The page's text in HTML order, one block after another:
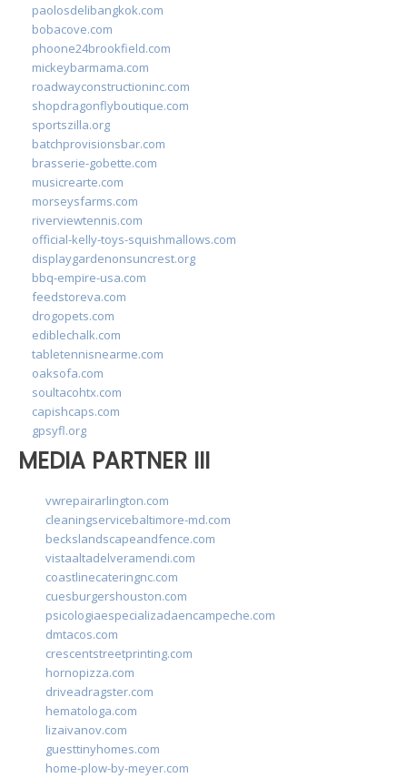
paolosdelibangkok.com
bobacove.com
phoone24brookfield.com
mickeybarmama.com
roadwayconstructioninc.com
shopdragonflyboutique.com
sportszilla.org
batchprovisionsbar.com
brasserie-gobette.com
musicrearte.com
morseysfarms.com
riverviewtennis.com
official-kelly-toys-squishmallows.com
displaygardenonsuncrest.org
bbq-empire-usa.com
feedstoreva.com
drogopets.com
ediblechalk.com
tabletennisnearme.com
oaksofa.com
soultacohtx.com
capishcaps.com
gpsyfl.org
MEDIA PARTNER III
vwrepairarlington.com
cleaningservicebaltimore-md.com
beckslandscapeandfence.com
vistaaltadelveramendi.com
coastlinecateringnc.com
cuesburgershouston.com
psicologiaespecializadaencampeche.com
dmtacos.com
crescentstreetprinting.com
hornopizza.com
driveadragster.com
hematologa.com
lizaivanov.com
guesttinyhomes.com
home-plow-by-meyer.com